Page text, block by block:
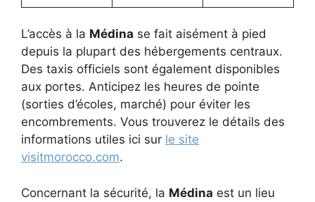
L’accès à la Médina se fait aisément à pied
depuis la plupart des hébergements centraux.
Des taxis officiels sont également disponibles
aux portes. Anticipez les heures de pointe
(sorties d’écoles, marché) pour éviter les
encombrements. Vous trouverez le détails des
informations utiles ici sur le site
visitmorocco.com.
Concernant la sécurité, la Médina est un lieu